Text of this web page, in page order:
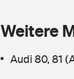
Weitere
Audi 80, 81